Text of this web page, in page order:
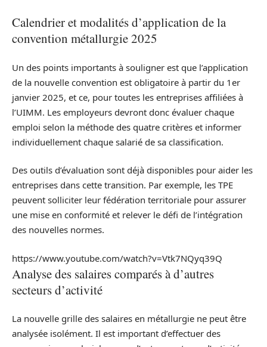
Calendrier et modalités d’application de la
convention métallurgie 2025
Un des points importants à souligner est que l’application
de la nouvelle convention est obligatoire à partir du 1er
janvier 2025, et ce, pour toutes les entreprises affiliées à
l’UIMM. Les employeurs devront donc évaluer chaque
emploi selon la méthode des quatre critères et informer
individuellement chaque salarié de sa classification.
Des outils d’évaluation sont déjà disponibles pour aider les
entreprises dans cette transition. Par exemple, les TPE
peuvent solliciter leur fédération territoriale pour assurer
une mise en conformité et relever le défi de l’intégration
des nouvelles normes.
https://www.youtube.com/watch?v=Vtk7NQyq39Q
Analyse des salaires comparés à d’autres
secteurs d’activité
La nouvelle grille des salaires en métallurgie ne peut être
analysée isolément. Il est important d’effectuer des